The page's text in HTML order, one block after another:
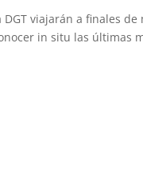
viajarán a finales de
in situ las últimas